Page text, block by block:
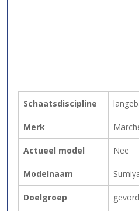
Schaatsdiscipline
Merk
Actueel model Nee
Modelnaam
Doelgroep